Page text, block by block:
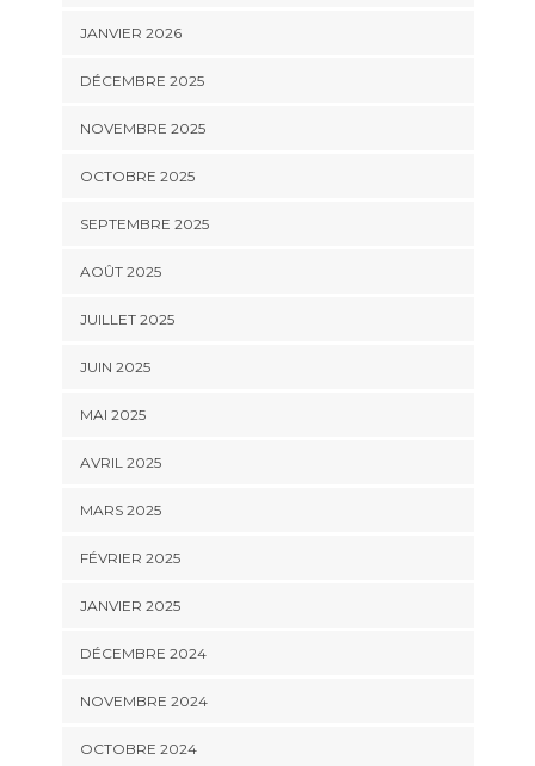
JANVIER 2026
DÉCEMBRE 2025
NOVEMBRE 2025
OCTOBRE 2025
SEPTEMBRE 2025
AOÛT 2025
JUILLET 2025
JUIN 2025
MAI 2025
AVRIL 2025
MARS 2025
FÉVRIER 2025
JANVIER 2025
DÉCEMBRE 2024
NOVEMBRE 2024
OCTOBRE 2024